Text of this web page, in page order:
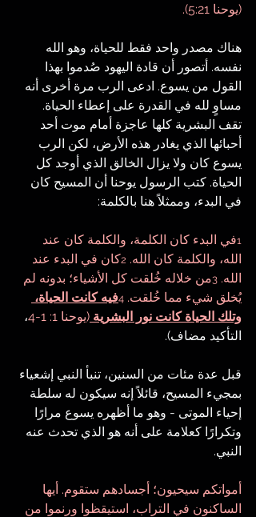
(يوحنا 5:21).
هناك مصدر واحد فقط للحياة، وهو الله
نفسه. أتصور أن قادة اليهود صُدموا بهذا
القول من يسوع. ادعى الرب مرة أخرى أنه
مساوٍ لله في القدرة على إعطاء الحياة.
تقف البشرية كلها عاجزة أمام موت أحد
أحبائها الذي يغادر هذه الأرض، لكن الرب
يسوع كان ولا يزال الخالق الذي أوجد كل
الحياة. كتب الرسول يوحنا أن المسيح كان
في البدء، وممثلاً هنا بالكلمة:
1في البدء كان الكلمة، والكلمة كان عند
الله، والكلمة كان الله. 2كان في البدء عند
الله. 3من خلاله خُلقت كل الأشياء؛ بدونه لم
يُخلق شيء مما خُلقت. 4فيه كانت الحياة،
وتلك الحياة كانت نور البشرية (يوحنا 1: 1-4
،
التأكيد مضاف).
قبل عدة مئات من السنين، تنبأ النبي إشعياء
بمجيء المسيح، قائلاً إنه سيكون له سلطة
إحياء الموتى - وهو ما أظهره يسوع مرارًا
وتكرارًا كعلامة على أنه هو الذي تحدث عنه
النبي.
أمواتكم سيحيون؛ أجسادهم ستقوم. أيها
الساكنون في التراب، استيقظوا ورنموا من